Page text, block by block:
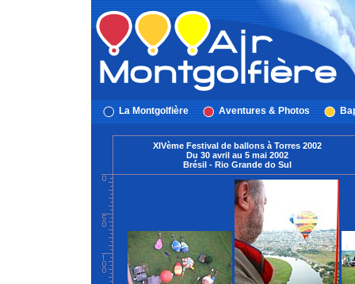
La Montgolfière Aventures & Photos
XIVème Festival de ballons à Torres 2002
Du 30 avril au 5 mai 2002
Brésil - Rio Grande do Sul